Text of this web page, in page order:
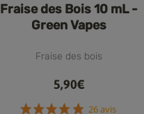
Fraise des Bois 10 mL -
Green Vapes
Fraise des bois
5,90€